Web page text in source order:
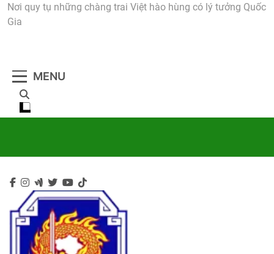
Nơi quy tụ những chàng trai Việt hào hùng có lý tưởng Quốc
Gia
MENU